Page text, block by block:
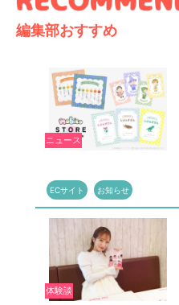
編集部おすすめ
ニュース
ECサイト お知らせ
体験談